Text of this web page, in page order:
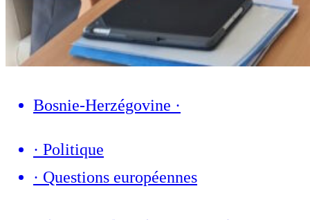
Bosnie-Herzégovine ·
· Politique
· Questions européennes